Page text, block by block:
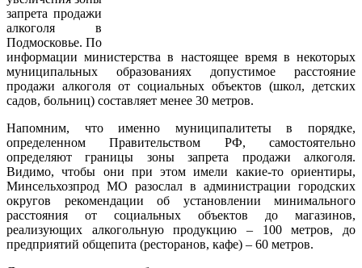
запрета продажи
алкоголя в
Подмосковье. По
информации министерства в настоящее время в некоторых
муниципальных образованиях допустимое расстояние
продажи алкоголя от социальных объектов (школ, детских
садов, больниц) составляет менее 30 метров.
Напомним, что именно муниципалитеты в порядке,
определенном Правительством РФ, самостоятельно
определяют границы зоны запрета продажи алкоголя.
Видимо, чтобы они при этом имели какие-то ориентиры,
Минсельхозпрод МО разослал в администрации городских
округов рекомендации об установлении минимального
расстояния от социальных объектов до магазинов,
реализующих алкогольную продукцию – 100 метров, до
предприятий общепита (ресторанов, кафе) – 60 метров.